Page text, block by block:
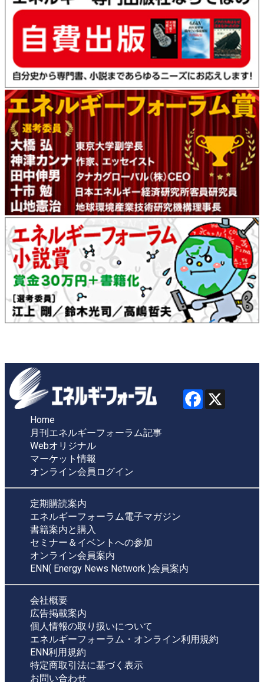
Home
月刊エネルギーフォーラム記事
Webオリジナル
マーケット情報
オンライン会員ログイン
定期購読案内
エネルギーフォーラム電子マガジン
書籍案内と購入
セミナー＆イベントへの参加
オンライン会員案内
ENN( Energy News Network )会員案内
会社概要
広告掲載案内
個人情報の取り扱いについて
エネルギーフォーラム・オンライン利用規約
ENN利用規約
特定商取引法に基づく表示
お問い合わせ